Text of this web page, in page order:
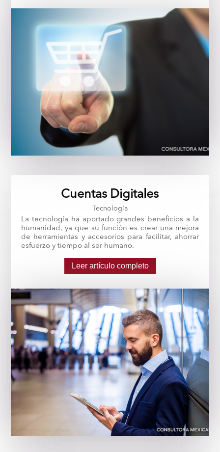
Cuentas Digitales
Tecnología
La tecnología ha aportado grandes beneficios a la
humanidad, ya que su función es crear una mejora
de herramientas y accesorios para facilitar, ahorrar
esfuerzo y tiempo al ser humano.
Leer artículo completo